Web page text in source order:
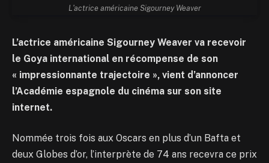
L'actrice américaine Sigourney Weaver
L’actrice américaine Sigourney Weaver va recevoir
le Goya international en récompense de son
« impressionnante trajectoire », vient d’annoncer
l’Académie espagnole du cinéma sur son site
internet.
Nommée trois fois aux Oscars en plus d’un Bafta et
deux Globes d’or, l’interprète de 74 ans recevra ce prix